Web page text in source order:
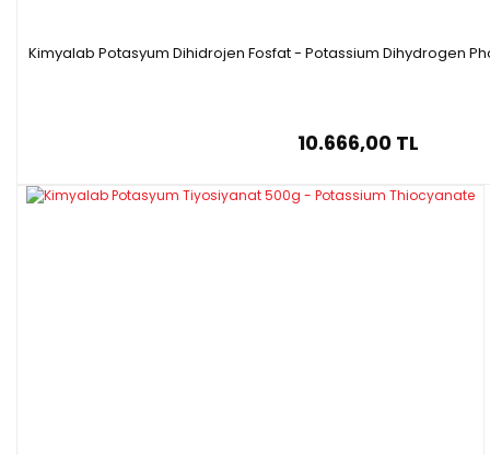
Kimyalab Potasyum Dihidrojen Fosfat - Potassium Dihydrogen
10.666,00 TL